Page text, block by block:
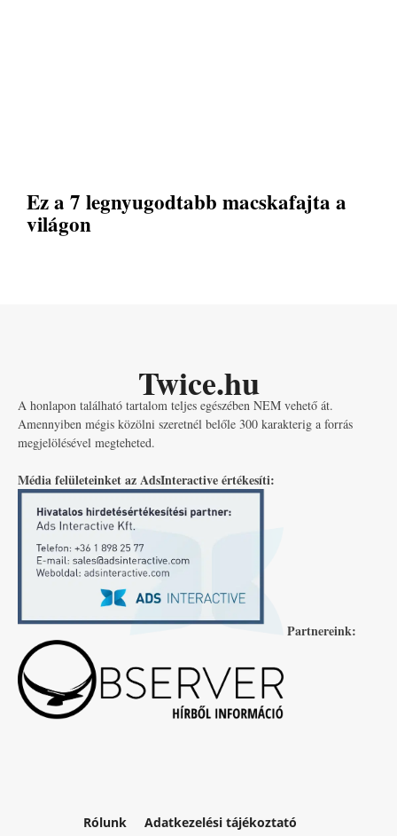
Ez a 7 legnyugodtabb macskafajta a
világon
Twice.hu
A honlapon található tartalom teljes egészében NEM vehető át.
Amennyiben mégis közölni szeretnél belőle 300 karakterig a forrás
megjelölésével megteheted.
Média felületeinket az AdsInteractive értékesíti:
Partnereink:
Rólunk Adatkezelési tájékoztató